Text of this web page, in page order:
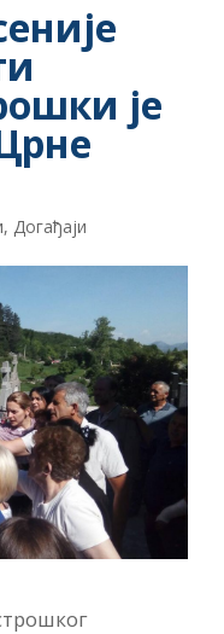
је
, Догађаји